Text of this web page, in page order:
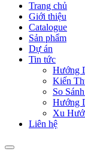
Trang chủ
Giới thiệu
Catalogue
Sản phẩm
Dự án
Tin tức
Hướng
Kiến
So
Hướng
Xu
Liên hệ